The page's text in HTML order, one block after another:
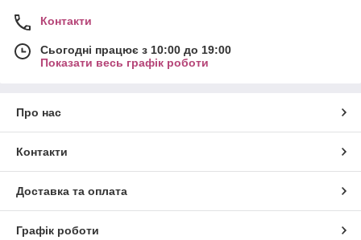
Контакти
Сьогодні працює з 10:00 до 19:00
Показати весь графік роботи
Про нас
Контакти
Доставка та оплата
Графік роботи